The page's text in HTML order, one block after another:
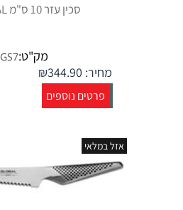
סכין עזר 10 ס"מ GLOBAL
מק"ט:GS7
מחיר: ₪344.90
פרטים נוספים
אזל במלאי